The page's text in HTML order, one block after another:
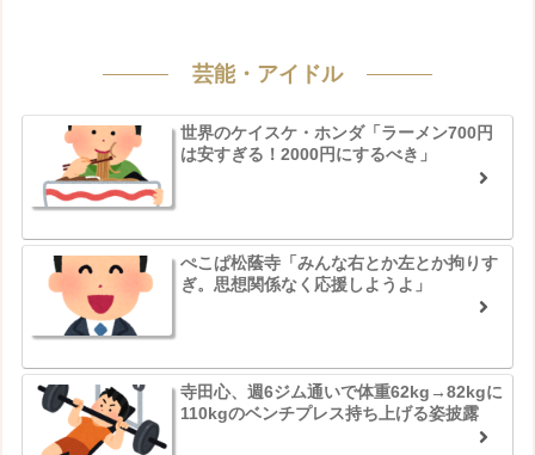
芸能・アイドル
世界のケイスケ・ホンダ「ラーメン700円
は安すぎる！2000円にするべき」
ぺこぱ松蔭寺「みんな右とか左とか拘りす
ぎ。思想関係なく応援しようよ」
寺田心、週6ジム通いで体重62kg→82kgに
110kgのベンチプレス持ち上げる姿披露